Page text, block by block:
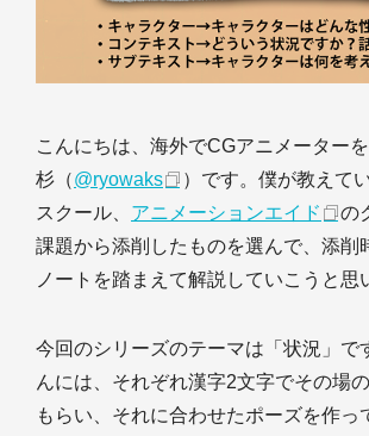
こんにちは、海外でCGアニメーター
杉（@ryowaks
）です。僕が教えて
スクール、 アニメーションエイド
の
課題から添削したものを選んで、添削
ノートを踏まえて解説していこうと思
今回のシリーズのテーマは「状況」で
んには、それぞれ漢字2文字でその場
もらい、それに合わせたポーズを作っ